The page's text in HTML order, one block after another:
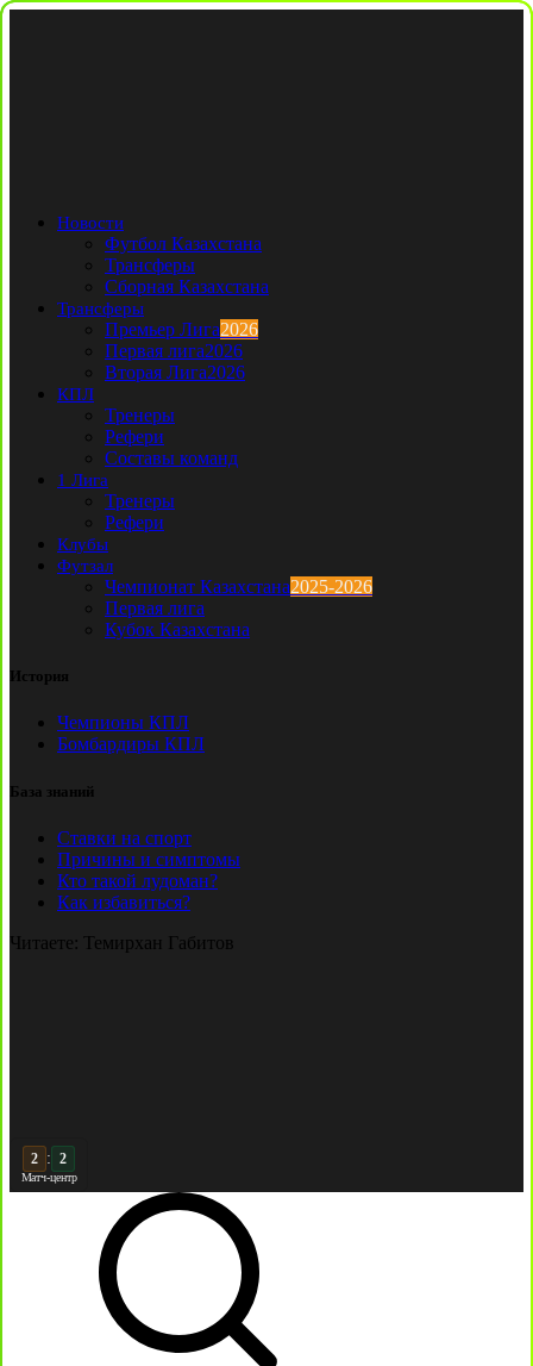
Новости
Футбол Казахстана
Трансферы
Сборная Казахстана
Трансферы
Премьер Лига2026
Первая лига2026
Вторая Лига2026
КПЛ
Тренеры
Рефери
Составы команд
1 Лига
Тренеры
Рефери
Клубы
Футзал
Чемпионат Казахстана2025-2026
Первая лига
Кубок Казахстана
История
Чемпионы КПЛ
Бомбардиры КПЛ
База знаний
Ставки на спорт
Причины и симптомы
Кто такой лудоман?
Как избавиться?
Читаете: Темирхан Габитов
3 : 3
Матч-центр